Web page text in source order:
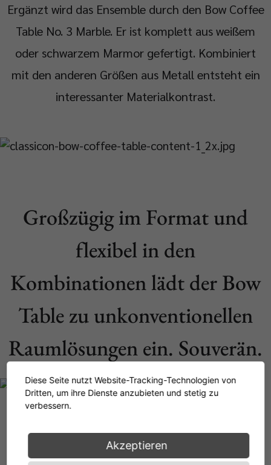
Ergänzt wird das Ensemble durch den Bow Coffee
Table No. 3 Marble. Er ist komplett aus weißem
oder schwarzem Marmor gefertigt. Kombiniert
mit den anderen Größen aus Metall entsteht ein
interessanter Materialkontrast.
Großzügig im Format und
flexibel in den
Kombinationen lädt der Bow
Table zu unkonventionellen
Raumlösungen ein. Souverän.
Diese Seite nutzt Website-Tracking-Technologien von
Dritten, um ihre Dienste anzubieten und stetig zu
verbessern.
Akzeptieren